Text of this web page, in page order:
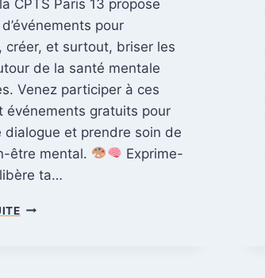
CPTS Paris 13 propose
pour
créer, et surtout, briser les
de la santé mentale
Venez participer à ces
événements gratuits pour
dialogue et prendre soin de
être mental.
Exprime-
ta…
P